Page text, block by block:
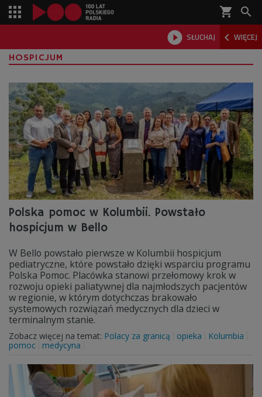
shopping_cart 
 SŁUCHAJ  WIĘCEJ

HOSPICJUM
Polska pomoc w Kolumbii. Powstało
hospicjum w Bello
W Bello powstało pierwsze w Kolumbii hospicjum
pediatryczne, które powstało dzięki wsparciu programu
Polska Pomoc. Placówka stanowi przełomowy krok w
rozwoju opieki paliatywnej dla najmłodszych pacjentów
w regionie, w którym dotychczas brakowało
systemowych rozwiązań medycznych dla dzieci w
terminalnym stanie.
Zobacz więcej na temat: Polacy za granicą opieka
Kolumbia
pomoc
medycyna